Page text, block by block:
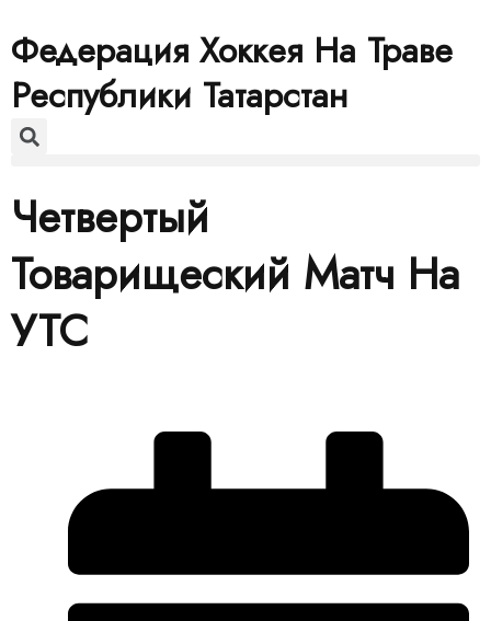
Федерация Хоккея На Траве
Республики Татарстан
Четвертый
Товарищеский Матч На
УТС